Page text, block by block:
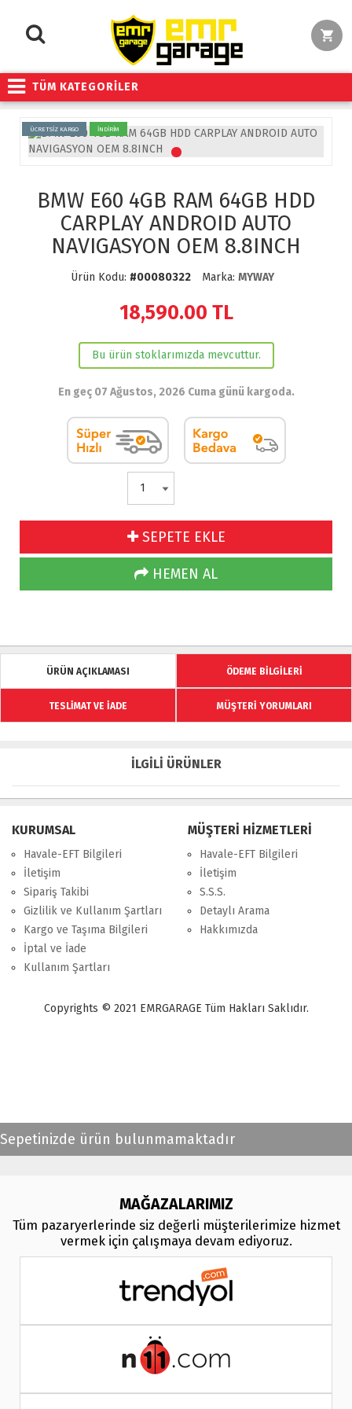
TÜM KATEGORİLER
ÜCRETSİZ KARGO İNDİRİM
BMW E60 4GB RAM 64GB HDD
CARPLAY ANDROID AUTO
NAVIGASYON OEM 8.8INCH
Ürün Kodu: #00080322 Marka: MYWAY
18,590.00 TL
Bu ürün stoklarımızda mevcuttur.
En geç 07 Ağustos, 2026 Cuma günü kargoda.
SEPETE EKLE
HEMEN AL
ÜRÜN AÇIKLAMASI ÖDEME BİLGİLERİ
TESLİMAT VE İADE MÜŞTERİ YORUMLARI
İLGİLİ ÜRÜNLER
KURUMSAL
Havale-EFT Bilgileri
İletişim
Sipariş Takibi
Gizlilik ve Kullanım Şartları
Kargo ve Taşıma Bilgileri
İptal ve İade
Kullanım Şartları
MÜŞTERİ HİZMETLERİ
Havale-EFT Bilgileri
İletişim
S.S.S.
Detaylı Arama
Hakkımızda
Copyrights © 2021 EMRGARAGE Tüm Hakları Saklıdır.
Sepetinizde ürün bulunmamaktadır
MAĞAZALARIMIZ
Tüm pazaryerlerinde siz değerli müşterilerimize hizmet
vermek için çalışmaya devam ediyoruz.